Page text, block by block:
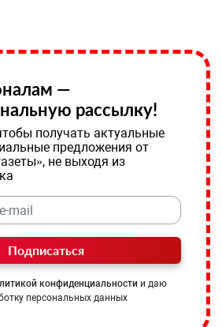
—
рассылку!
получать актуальные
предложения от
не выходя из
Подписаться
конфиденциальности и даю
персональных данных